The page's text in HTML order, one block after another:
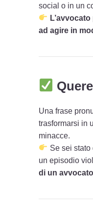
social o in un
ad agire in
Una frase
trasformarsi in
minacce.
Se sei
un episodio
di un